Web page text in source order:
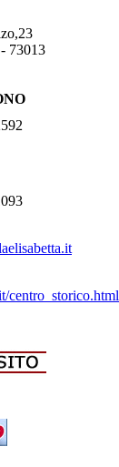
73013
centro_storico.html